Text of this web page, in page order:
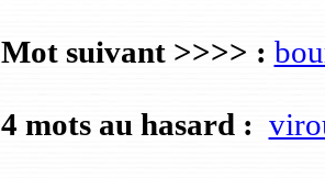
Mot suivant >>>> :
4 mots au hasard :